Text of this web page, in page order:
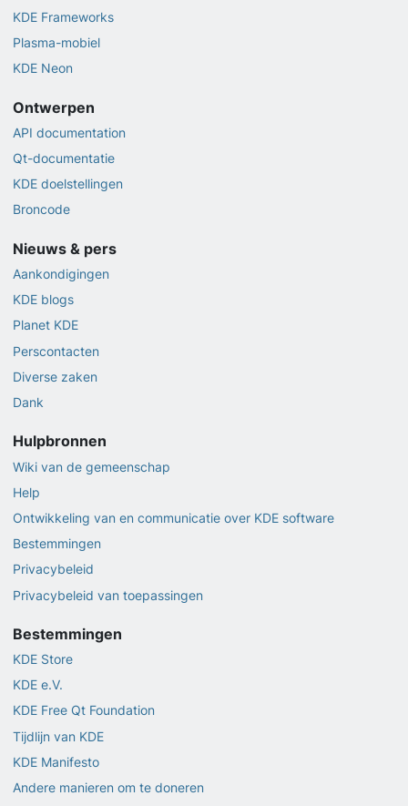
KDE Frameworks
Plasma-mobiel
KDE Neon
Ontwerpen
API documentation
Qt-documentatie
KDE doelstellingen
Broncode
Nieuws & pers
Aankondigingen
KDE blogs
Planet KDE
Perscontacten
Diverse zaken
Dank
Hulpbronnen
Wiki van de gemeenschap
Help
Ontwikkeling van en communicatie over KDE software
Bestemmingen
Privacybeleid
Privacybeleid van toepassingen
Bestemmingen
KDE Store
KDE e.V.
KDE Free Qt Foundation
Tijdlijn van KDE
KDE Manifesto
Andere manieren om te doneren